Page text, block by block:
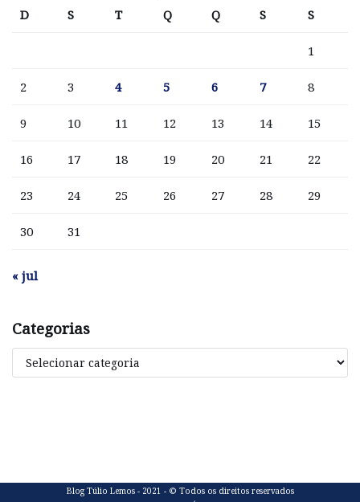
D
S T Q Q S S
1
2 3 4 5 6 7 8
9 10 11 12 13 14 15
16 17 18 19 20 21 22
23 24 25 26 27 28 29
30 31
« jul
Categorias
Blog Túlio Lemos - 2021 - © Todos os direitos reservados